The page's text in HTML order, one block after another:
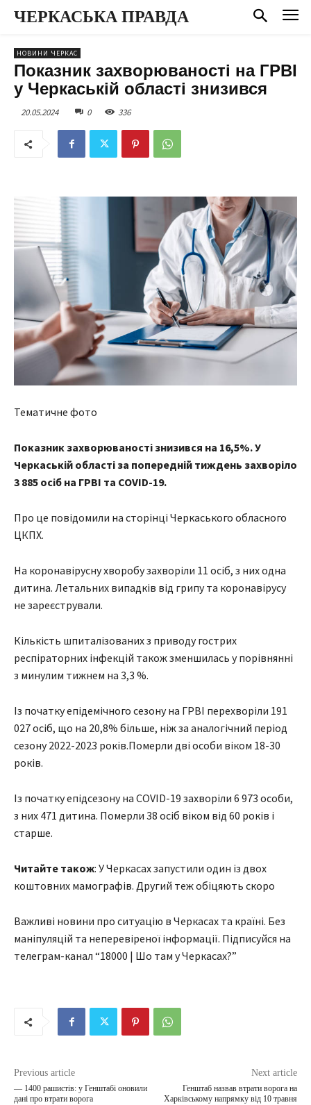
ЧЕРКАСЬКА ПРАВДА
НОВИНИ ЧЕРКАС
Показник захворюваності на ГРВІ
у Черкаській області знизився
20.05.2024 0 336
Тематичне фото
Показник захворюваності знизився на 16,5%. У
Черкаській області за попередній тиждень захворіло
3 885 осіб на ГРВІ та COVID-19.
Про це повідомили на сторінці Черкаського обласного
ЦКПХ.
На коронавірусну хворобу захворіли 11 осіб, з них одна
дитина. Летальних випадків від грипу та коронавірусу
не зареєстрували.
Кількість шпиталізованих з приводу гострих
респіраторних інфекцій також зменшилась у порівнянні
з минулим тижнем на 3,3 %.
Із початку епідемічного сезону на ГРВІ перехворіли 191
027 осіб, що на 20,8% більше, ніж за аналогічний період
сезону 2022-2023 років.Померли дві особи віком 18-30
років.
Із початку епідсезону на COVID-19 захворіли 6 973 особи,
з них 471 дитина. Померли 38 осіб віком від 60 років і
старше.
Читайте також: У Черкасах запустили один із двох
коштовних мамографів. Другий теж обіцяють скоро
Важливі новини про ситуацію в Черкасах та країні. Без
маніпуляцій та неперевіреної інформації. Підписуйся на
телеграм-канал “18000 | Шо там у Черкасах?”
Previous article
— 1400 рашистів: у Генштабі оновили
дані про втрати ворога
Next article
Генштаб назвав втрати ворога на
Харківському напрямку від 10 травня